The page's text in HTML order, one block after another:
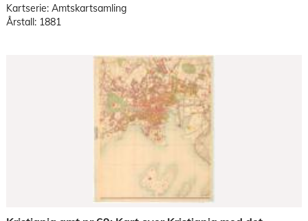
Kartserie: Amtskartsamling
Årstall: 1881